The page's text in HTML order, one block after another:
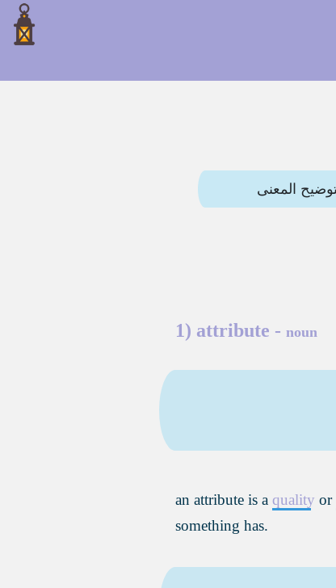
1) attribute - noun
an attribute is a quality or
something has.